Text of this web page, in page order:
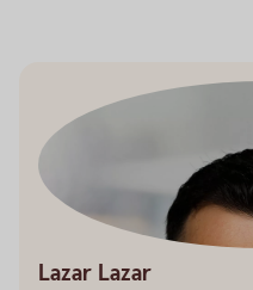
Lazar Lazar